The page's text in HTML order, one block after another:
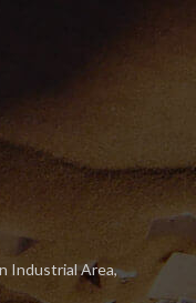
Industrial Area,